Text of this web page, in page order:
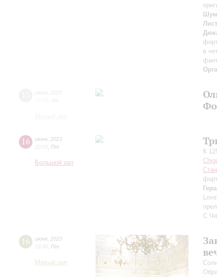
Лист
в
16 июня 2023
20:00 Пт
Большой зал
К
16 июня 2023
19:00 Пт
Малый зал